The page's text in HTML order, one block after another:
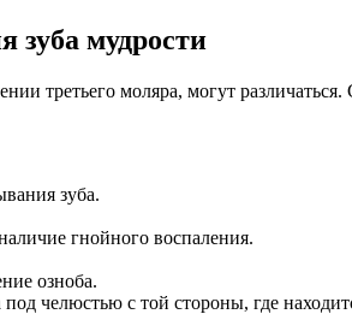
мудрости
третьего моляра, могут
зуба.
гнойного воспаления.
озноба.
челюстью с той стороны, где